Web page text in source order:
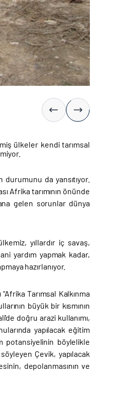
ülkeler kendi tarımsal
da yansıtıyor.
Afrika tarımının önünde
gelen sorunlar dünya
yıllardır iç savaş,
yardım yapmak kadar,
hazırlanıyor.
Tarımsal Kalkınma
büyük bir kısmının
doğru arazi kullanımı,
yapılacak eğitim
potansiyelinin böylelikle
Çevik, yapılacak
depolanmasının ve